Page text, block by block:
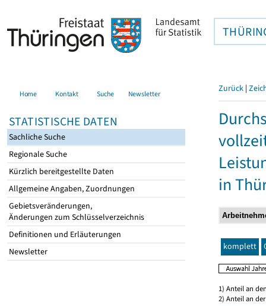
Home Kontakt Suche Newsletter
STATISTISCHE DATEN
Sachliche Suche
Regionale Suche
Kürzlich bereitgestellte Daten
Allgemeine Angaben, Zuordnungen
Gebietsveränderungen,
Änderungen zum Schlüsselverzeichnis
Definitionen und Erläuterungen
Newsletter
Zurück |
in
komplett
1) Anteil an
2) Anteil an